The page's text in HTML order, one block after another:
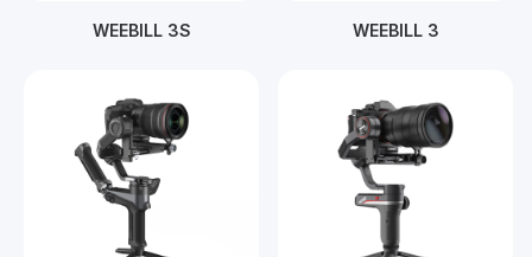
WEEBILL 3S WEEBILL 3